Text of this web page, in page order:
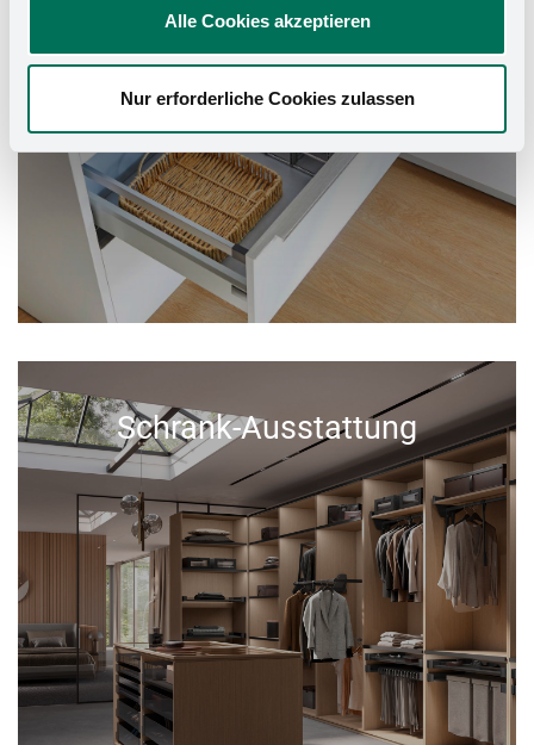
Alle Cookies akzeptieren
Nur erforderliche Cookies zulassen
Schrank-Ausstattung